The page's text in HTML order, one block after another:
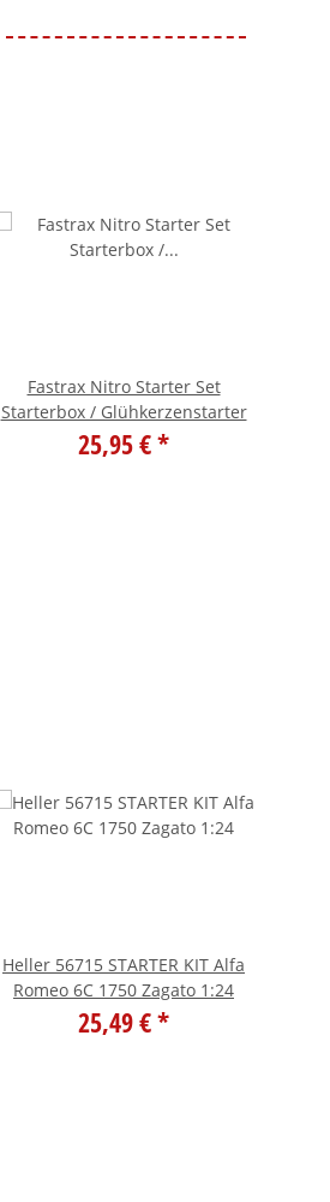
Fastrax Nitro Starter Set
Starterbox / Glühkerzenstarter
25,95 €*
Heller 56715 STARTER KIT Alfa
Romeo 6C 1750 Zagato 1:24
25,49 €*